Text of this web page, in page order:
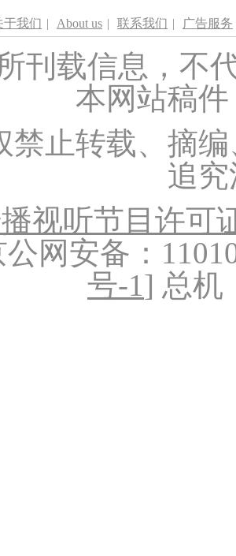
于我们 | About us | 联系我们 | 广告服务
刊载信息，不
本网站稿
禁止转载、摘
追
视听节目许可
网安备：
号-1] 总机